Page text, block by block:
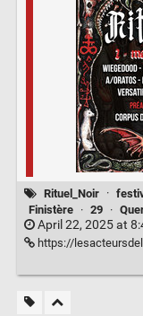
Rituel_Noir ·
Finistère
· 29 ·
April 22, 2025 at
https://